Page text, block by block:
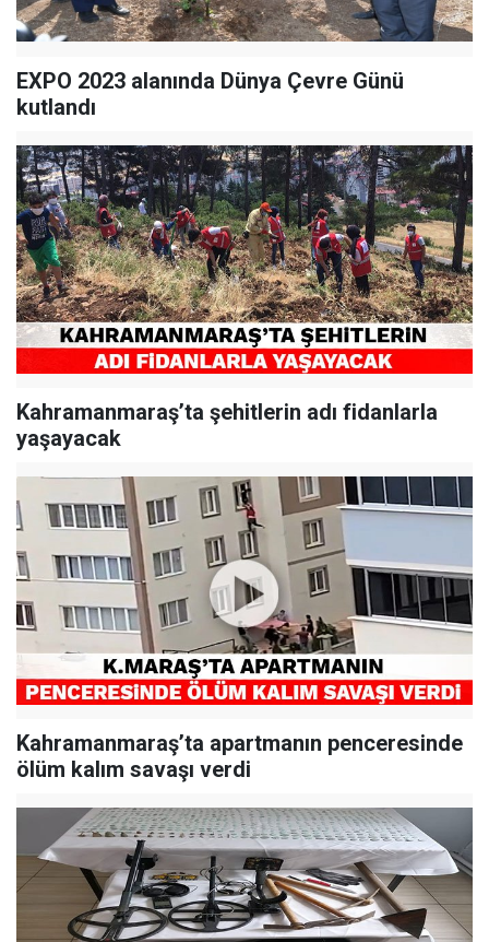
EXPO 2023 alanında Dünya Çevre Günü
kutlandı
Kahramanmaraş’ta şehitlerin adı fidanlarla
yaşayacak
Kahramanmaraş’ta apartmanın penceresinde
ölüm kalım savaşı verdi